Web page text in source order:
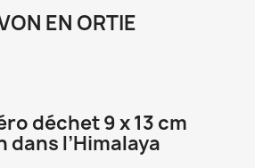
EN ORTIE
déchet 9 x 13 cm
l’Himalaya